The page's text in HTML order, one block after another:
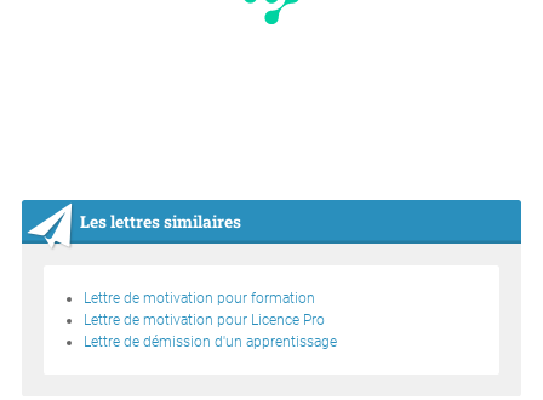
Les lettres similaires
Lettre de motivation pour formation
Lettre de motivation pour Licence Pro
Lettre de démission d'un apprentissage